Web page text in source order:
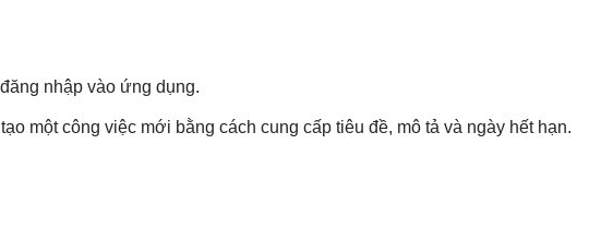
nhập vào ứng dụng.
một công việc mới bằng cách cung cấp tiêu đề, mô tả và ngày hết hạn.